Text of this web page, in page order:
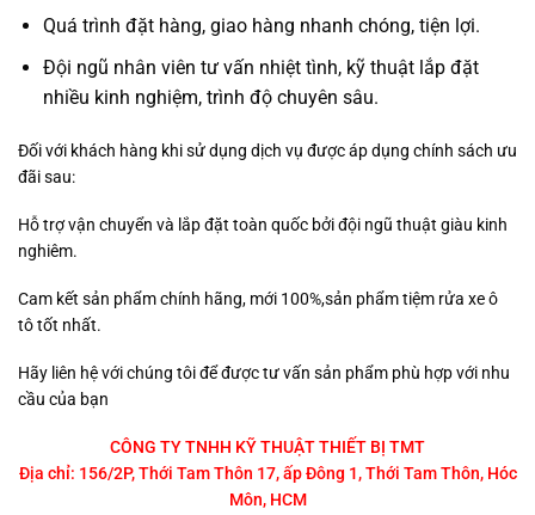
Quá trình đặt hàng, giao hàng nhanh chóng, tiện lợi.
Đội ngũ nhân viên tư vấn nhiệt tình, kỹ thuật lắp đặt
nhiều kinh nghiệm, trình độ chuyên sâu.
Đối với khách hàng khi sử dụng dịch vụ được áp dụng chính sách ưu
đãi sau:
Hỗ trợ vận chuyển và lắp đặt toàn quốc bởi đội ngũ thuật giàu kinh
nghiêm.
Cam kết sản phẩm chính hãng, mới 100%,sản phẩm tiệm rửa xe ô
tô tốt nhất.
Hãy liên hệ với chúng tôi để được tư vấn sản phẩm phù hợp với nhu
cầu của bạn
CÔNG TY TNHH KỸ THUẬT THIẾT BỊ TMT
Địa chỉ: 156/2P, Thới Tam Thôn 17, ấp Đông 1, Thới Tam Thôn, Hóc
Môn, HCM